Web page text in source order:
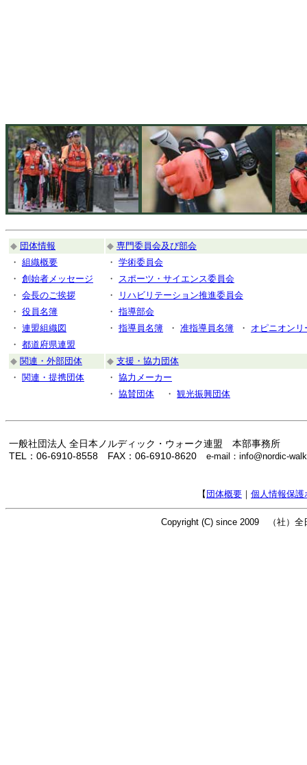
◆ 団体情報 ◆ 専門委員会及び部会
・ 組織概要 ・ 学術委員会
・ 創始者メッセージ ・
スポーツ・サイエンス委員会
・ 会長のご挨拶 ・
リハビリテーション推進委員会
・ 役員名簿 ・ 指導部会
・ 連盟組織図 ・ 指導員名簿 ・ 准指導員名簿 ・
オピニオン
・ 都道府県連盟
◆ 関連・外部団体 ◆ 支援・協力団体
・
関連・提携団体 ・ 協力メーカー
・ 協賛団体 ・ 観光振興団体
一般社団法人 全日本ノルディック・ウォーク連盟 本部事務所
TEL：06-6910-8558 FAX：06-6910-8620 e-mail：info@nordic-
【 団体概要 ｜ 個人情報保護
Copyright (C) since 2009 （社）全